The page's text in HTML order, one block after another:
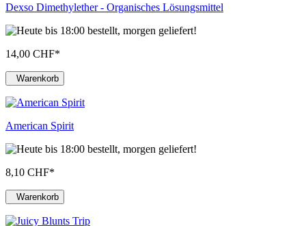
Dexso Dimethylether - Organisches Lösungsmittel
14,00 CHF*
Warenkorb
American Spirit
8,10 CHF*
Warenkorb